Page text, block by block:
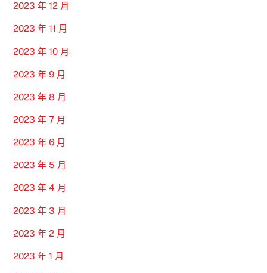
2023 年 12 月
2023 年 11 月
2023 年 10 月
2023 年 9 月
2023 年 8 月
2023 年 7 月
2023 年 6 月
2023 年 5 月
2023 年 4 月
2023 年 3 月
2023 年 2 月
2023 年 1 月